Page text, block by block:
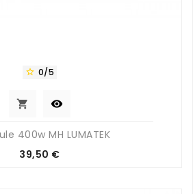
 0/5
 
400w MH LUMATEK
Prix
39,50 €